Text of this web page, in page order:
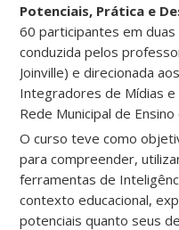
Potenciais, Prática e
60 participantes em duas
conduzida pelos
Joinville) e direcionada
Integradores de Mídias
Rede Municipal de Ensino
O curso teve como
para compreender,
ferramentas de
contexto educacional,
potenciais quanto seus